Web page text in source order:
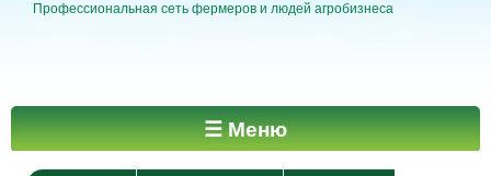
Профессиональная сеть фермеров и людей агробизнеса
Главное меню ☰ Меню